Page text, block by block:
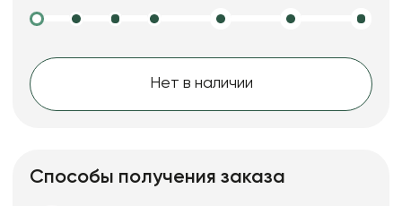
Нет в наличии
Способы получения заказа